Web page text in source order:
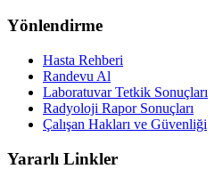
Yönlendirme
Hasta Rehberi
Randevu Al
Laboratuvar Tetkik Sonuçları
Radyoloji Rapor Sonuçları
Çalışan Hakları ve Güvenliği
Yararlı Linkler